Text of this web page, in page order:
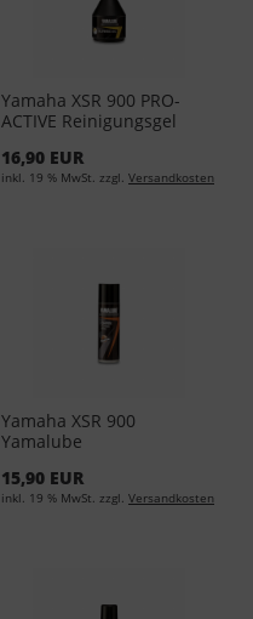
Yamaha XSR 900 PRO-
ACTIVE Reinigungsgel
(EUR 11,95/L)
16,90 EUR
inkl. 19 % MwSt. zzgl. Versandkosten
Yamaha XSR 900
Yamalube
300ml YMD-65049-A0-32
(EUR 36,50/L)
15,90 EUR
inkl. 19 % MwSt. zzgl. Versandkosten